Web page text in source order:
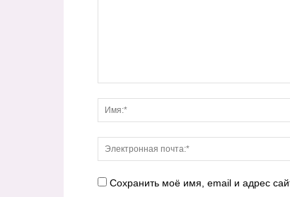
Сохранить моё имя, email и адрес